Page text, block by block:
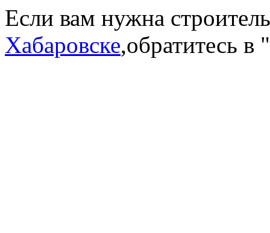
Если вам нужна
Хабаровске,обратитесь